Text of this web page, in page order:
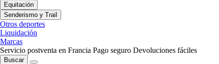
Equitación
Senderismo y Trail
Otros deportes
Liquidación
Marcas
Servicio postventa en Francia Pago seguro Devoluciones fáciles
Buscar